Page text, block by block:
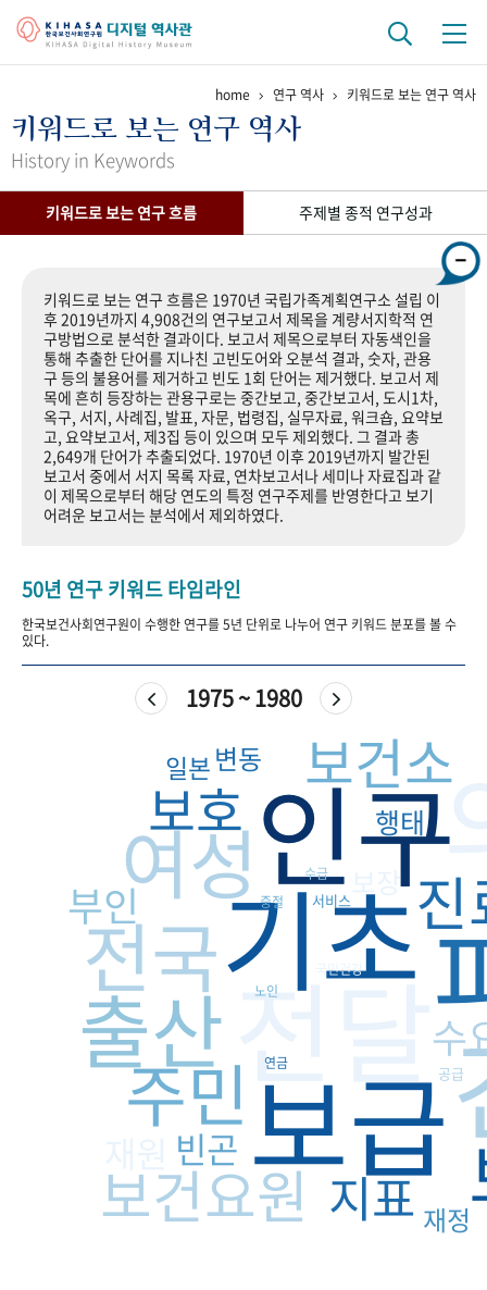
걸어온 길 기관 변천사 역대 기관장
연구 역사
기록물 아카이브
사진 아카이브 문서 기록물 행정박물 영상 기록물
+1주년 기념
성과 50선 숫자로 보는 50년 50+1주년 광장
세계와 함께 한 KIHASA
VR 역사관
home 연구 역사 키워드로 보는 연구 역사
키워드로 보는 연구 역사
History in Keywords
키워드로 보는 연구 흐름 주제별 종적 연구성과
키워드로 보는 연구 흐름은 1970년 국립가족계획연구소 설립 이
후 2019년까지 4,908건의 연구보고서 제목을 계량서지학적 연
구방법으로 분석한 결과이다. 보고서 제목으로부터 자동색인을
통해 추출한 단어를 지나친 고빈도어와 오분석 결과, 숫자, 관용
구 등의 불용어를 제거하고 빈도 1회 단어는 제거했다. 보고서 제
목에 흔히 등장하는 관용구로는 중간보고, 중간보고서, 도시1차,
옥구, 서지, 사례집, 발표, 자문, 법령집, 실무자료, 워크숍, 요약보
고, 요약보고서, 제3집 등이 있으며 모두 제외했다. 그 결과 총
2,649개 단어가 추출되었다. 1970년 이후 2019년까지 발간된
보고서 중에서 서지 목록 자료, 연차보고서나 세미나 자료집과 같
이 제목으로부터 해당 연도의 특정 연구주제를 반영한다고 보기
어려운 보고서는 분석에서 제외하였다.
50년 연구 키워드 타임라인
한국보건사회연구원이 수행한 연구를 5년 단위로 나누어 연구 키워드 분포를 볼 수
있다.
1975 ~ 1980
인구
기초
전달
보급
출산
전국
여성
주민
보건요원
보건소
보호
지표
수
부인
빈곤
보장
행태
변동
재정
일본
서비스
공급
연금
노인
국민건강
수급
중절